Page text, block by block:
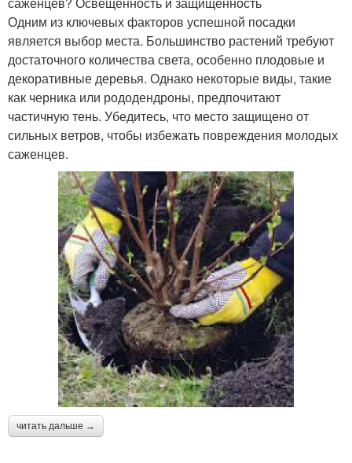
Одним из ключевых факторов успешной посадки
является выбор места. Большинство растений требуют
достаточного количества света, особенно плодовые и
декоративные деревья. Однако некоторые виды, такие
как черника или рододендроны, предпочитают
частичную тень. Убедитесь, что место защищено от
сильных ветров, чтобы избежать повреждения молодых
саженцев.
читать дальше →